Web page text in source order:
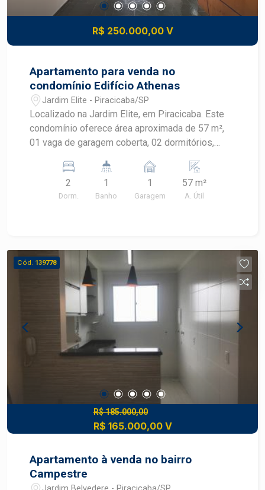
R$ 250.000,00 V
Apartamento para venda no
condomínio Edifício Athenas
Jardim Elite - Piracicaba/SP
Localizado na Jardim Elite, em Piracicaba. Este
condomínio oferece área aproximada de 57 m²,
01 vaga de garagem coberta, 02 dormitórios,
Zelador 8h até as 17h e aos sábados também em
horário comercial. Os moradores desfrutam de
uma localização privilegiada na Rua Luiz Razera,
quem valoriza qualidade de vida e conveniência
no dia a dia. Diferenciais para investidor:
Localizado em uma região com alta liquidez e
grande procura por locação, o imóvel é ideal para
quem busca rentabilidade e valorização
patrimonial. Vocação do imóvel: excelente opção
tanto para moradia quanto para investimento,
especialmente pela proximidade com a
Faculdade Anhanguera, que atrai estudantes e
profissionais à região. Perfil do público: famílias,
jovens casais, estudantes e profissionais que
buscam praticidade, fácil acesso ao centro e
conveniência no dia a dia. Forma de pagamento: À
Elite é um bairro tradicional e predominantemente
residencial, localizado na região sul de
Piracicaba. Ele se destaca pela infraestrutura
2
Dorm.
1
Banho
1
Garagem
57 m²
A. Útil
Cód. 139778
R$ 185.000,00
R$ 165.000,00 V
Apartamento à venda no bairro
Campestre